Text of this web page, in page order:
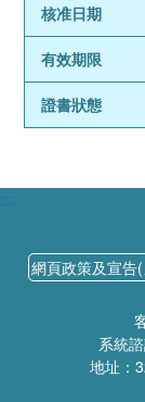
核准日期
有效期限
證書狀態
:::
網頁政策及宣告
系統
地址：